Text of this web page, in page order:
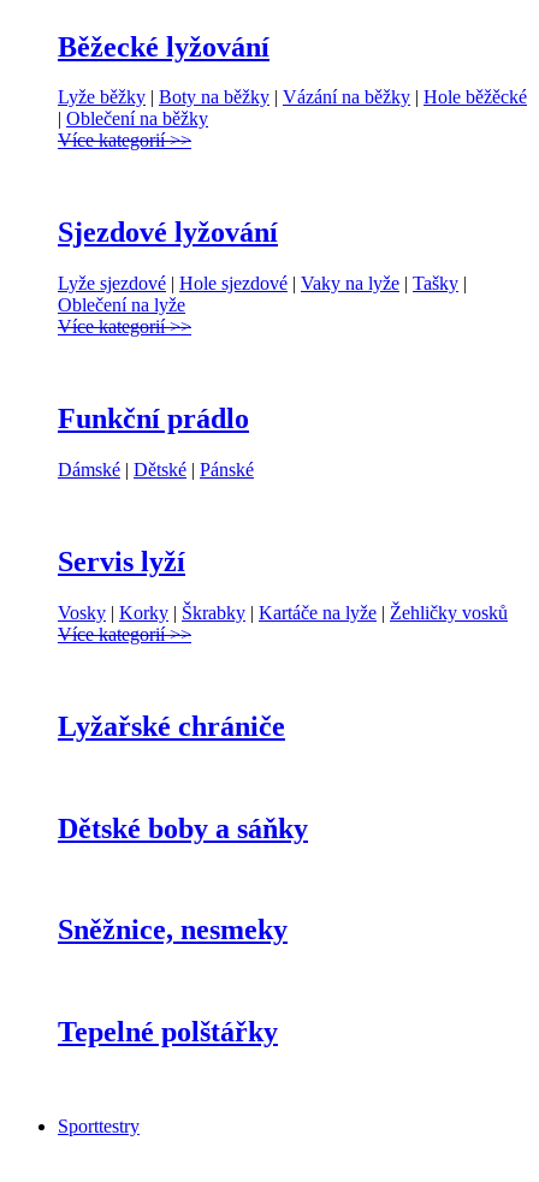
Běžecké lyžování
Lyže běžky | Boty na běžky | Vázání na běžky | Hole běžěcké
| Oblečení na běžky
Více kategorií >>
Sjezdové lyžování
Lyže sjezdové | Hole sjezdové | Vaky na lyže | Tašky |
Oblečení na lyže
Více kategorií >>
Funkční prádlo
Dámské | Dětské | Pánské
Servis lyží
Vosky | Korky | Škrabky | Kartáče na lyže | Žehličky vosků
Více kategorií >>
Lyžařské chrániče
Dětské boby a sáňky
Sněžnice, nesmeky
Tepelné polštářky
Sporttestry